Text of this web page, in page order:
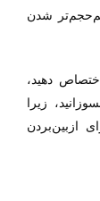
شدن
دهید،
زیرا
ازبین‌بردن